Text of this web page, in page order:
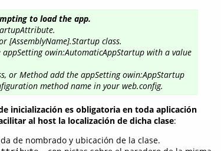
to load the app.
[AssemblyName].Startup class.
owin:AutomaticAppStartup with a value
or Method add the appSetting owin:AppStartup
method name in your web.config.
inicialización es obligatoria en toda aplicación
al host la localización de dicha clase:
de nombrado y ubicación de la clase.